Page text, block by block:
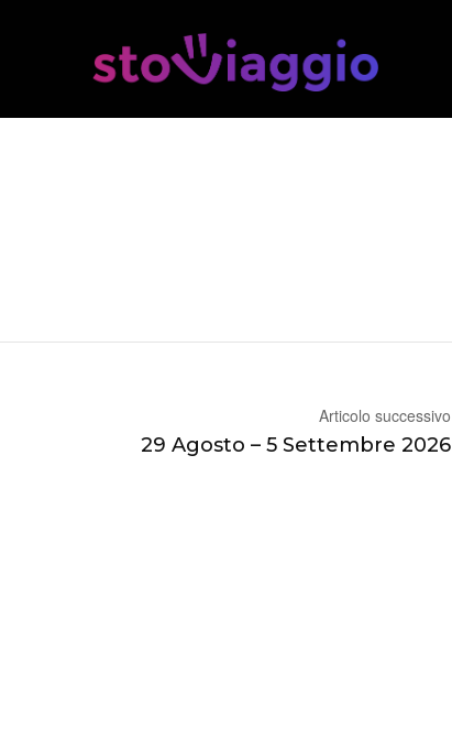
Articolo successivo
29 Agosto – 5 Settembre 2026